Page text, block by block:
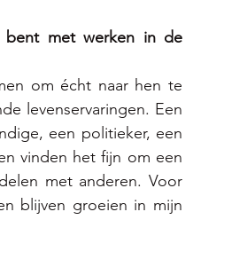
met werken in de
om écht naar hen te
levenservaringen. Een
een politieker, een
vinden het fijn om een
met anderen. Voor
blijven groeien in mijn